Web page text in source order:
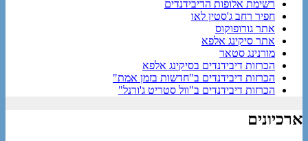
רשימת אלופות הדיבידנדים
חפיר רחב ג'סטין לאו
אתר גורופוקוס
אתר סיקינג אלפא
מורנינג סטאר
הכרזות דיבידנדים בסיקינג אלפא
הכרזות דיבידנדים ב"חדשות בזמן אמת"
הכרזות דיבידנדים ב"וול סטריט ג'ורנל"
ארכיונים